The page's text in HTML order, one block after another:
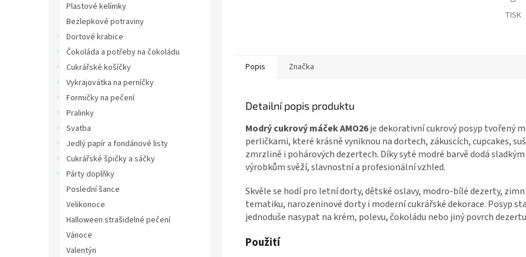
Plastové kelímky
Bezlepkové potraviny
Dortové krabice
Čokoláda a potřeby na čokoládu
Cukrářské košíčky
Vykrajovátka na perníčky
Formičky na pečení
Pralinky
Svatba
Jedlý papír a fondánové listy
Cukrářské špičky a sáčky
Párty doplňky
Poslední šance
Velikonoce
Halloween strašidelné pečení
Vánoce
Valentýn
TISK
Popis Značka
Detailní popis produktu
Modrý cukrový máček AMO26je dekorativní cukrový posyp tvořený
perličkami, které krásně vyniknou na dortech, zákuscích, cupcakes,
zmrzlině i pohárových dezertech. Díky syté modré barvě dodá sladkým
výrobkům svěží, slavnostní a profesionální vzhled.
Skvěle se hodí pro letní dorty, dětské oslavy, modro-bílé dezerty,
tematiku, narozeninové dorty i moderní cukrářské dekorace. Posyp
jednoduše nasypat na krém, polevu, čokoládu nebo jiný povrch
Použití